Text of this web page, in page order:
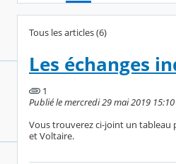
Tous les articles (6)
Les échanges
1
Publié le mercredi 29 mai 2019
Vous trouverez ci-joint un tableau
et Voltaire.